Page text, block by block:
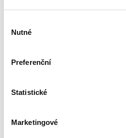
souhlasu
Nutné
Preferenční
Statistické
Marketingové
a zároveň zajistit vysokou
Pro více informací přejděte na
Dell EMC Data Domain
zálohování a archivaci dat. Nabízí
množství dat do dostupné
navrženo tak, aby poskytovalo